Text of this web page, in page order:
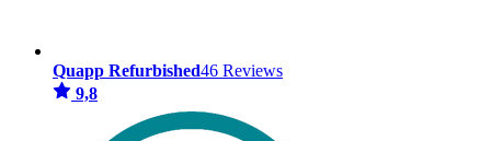
Quapp Refurbished46 Reviews
9,8